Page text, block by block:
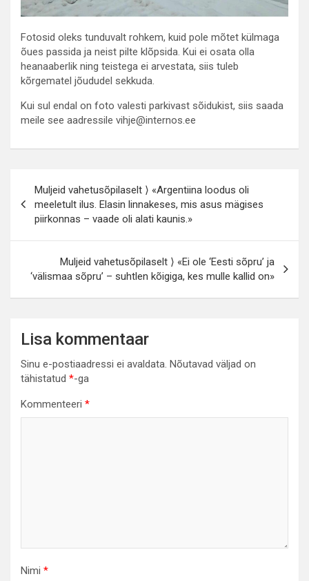
Fotosid oleks tunduvalt rohkem, kuid pole mõtet külmaga
õues passida ja neist pilte klõpsida. Kui ei osata olla
heanaaberlik ning teistega ei arvestata, siis tuleb
kõrgematel jõududel sekkuda.
Kui sul endal on foto valesti parkivast sõidukist, siis saada
meile see aadressile vihje@internos.ee
Muljeid vahetusõpilaselt ⟩ «Argentiina loodus oli
meeletult ilus. Elasin linnakeses, mis asus mägises
piirkonnas – vaade oli alati kaunis.»
Muljeid vahetusõpilaselt ⟩ «Ei ole ‘Eesti sõpru’ ja
‘välismaa sõpru’ – suhtlen kõigiga, kes mulle kallid on»
Lisa kommentaar
Sinu e-postiaadressi ei avaldata. Nõutavad väljad on
tähistatud *-ga
Kommenteeri *
Nimi *